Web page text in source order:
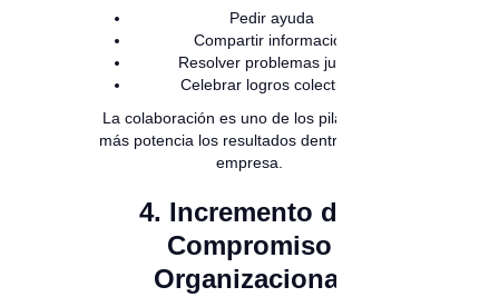
Pedir ayuda
Compartir información
Resolver problemas juntos
Celebrar logros colectivos
La colaboración es uno de los pilares que
más potencia los resultados dentro de una
empresa.
4. Incremento del
Compromiso
Organizacional